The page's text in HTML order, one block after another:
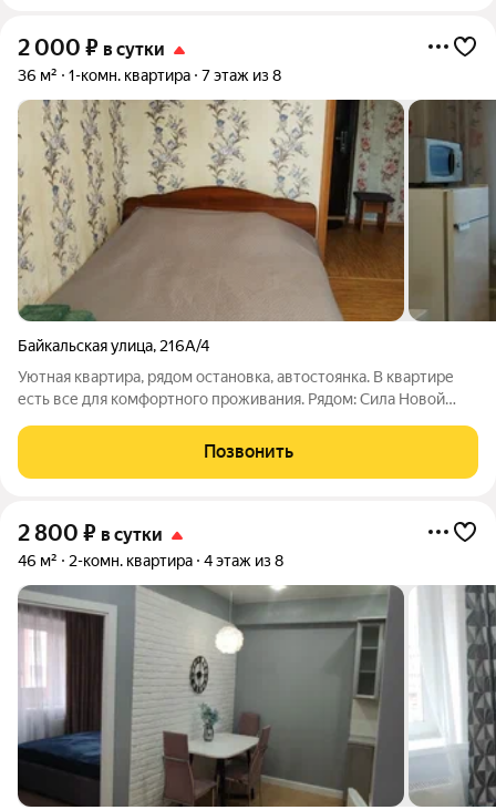
2 000 ₽ в сутки
36 м² 1-комн. квартира 7 этаж из 8
Байкальская улица, 216А/4
Уютная квартира, рядом остановка, автостоянка. В квартире
есть все для комфортного проживания. Рядом: Сила Новой
проблем здоровья семьи и репродукции человека ФГБНУ,
Иркутский областной
Позвонить
2 800 ₽ в сутки
46 м² 2-комн. квартира 4 этаж из 8